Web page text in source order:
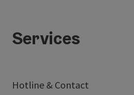
Services
Hotline & Contact